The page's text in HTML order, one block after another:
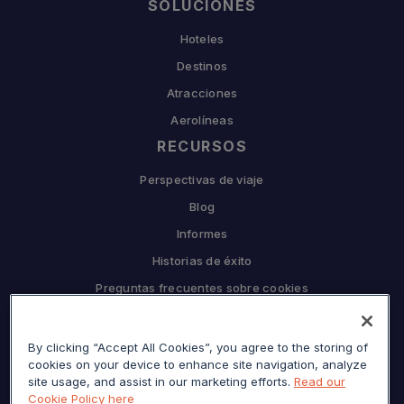
SOLUCIONES
Hoteles
Destinos
Atracciones
Aerolíneas
RECURSOS
Perspectivas de viaje
Blog
Informes
Historias de éxito
Preguntas frecuentes sobre cookies
Por qué Sojern
By clicking “Accept All Cookies”, you agree to the storing of
cookies on your device to enhance site navigation, analyze
site usage, and assist in our marketing efforts. Read our
Cookie Policy here